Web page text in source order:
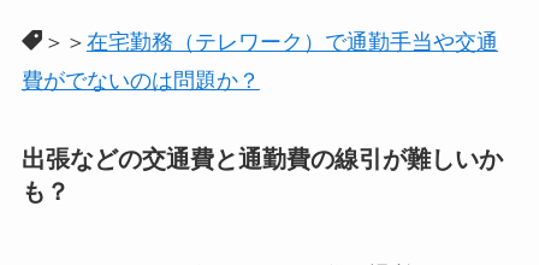
＞＞ 在宅勤務（テレワーク）で通勤手当や交通
費がでないのは問題か？
出張などの交通費と通勤費の線引が難しいか
も？